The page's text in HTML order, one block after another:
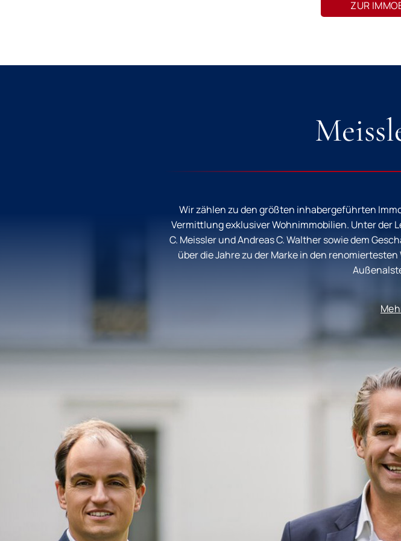
ZUR
Wir zählen zu den größten inhabergeführten
Vermittlung exklusiver Wohnimmobilien. Unter der
C. Meissler und Andreas C. Walther sowie dem
über die Jahre zu der Marke in den